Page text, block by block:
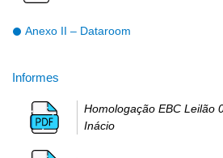
Anexo II – Dataroom
Informes
Homologação EBC Leilão
Inácio